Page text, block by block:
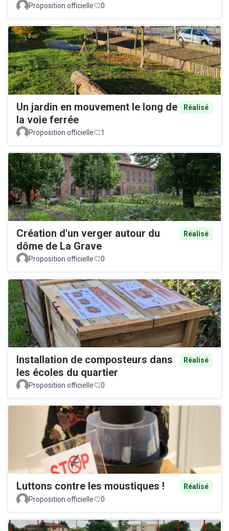
Proposition officielle 0
Un jardin en mouvement le long de
la voie ferrée
Réalisé
Proposition officielle 1
Création d'un verger autour du
dôme de La Grave
Réalisé
Proposition officielle 0
Installation de composteurs dans
les écoles du quartier
Réalisé
Proposition officielle 0
Luttons contre les moustiques !
Réalisé
Proposition officielle
0